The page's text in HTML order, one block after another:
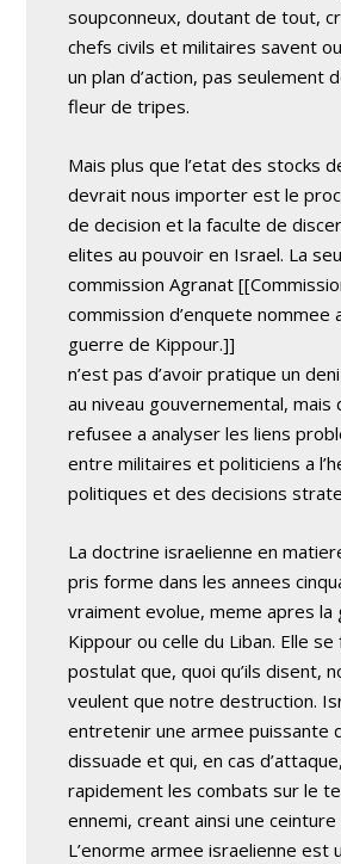
soupconneux, doutant de tout,
chefs civils et militaires savent
un plan d’action, pas seulement
fleur de tripes.
Mais plus que l’etat des stocks
devrait nous importer est le
de decision et la faculte de
elites au pouvoir en Israel. La
commission Agranat
commission d’enquete nommee
guerre de Kippour.]]
n’est pas d’avoir pratique un
au niveau gouvernemental, mais
refusee a analyser les liens
entre militaires et politiciens a
politiques et des decisions
La doctrine israelienne en
pris forme dans les annees
vraiment evolue, meme apres la
Kippour ou celle du Liban. Elle
postulat que, quoi qu’ils disent,
veulent que notre destruction.
entretenir une armee puissante
dissuade et qui, en cas
rapidement les combats sur le
ennemi, creant ainsi une
L’enorme armee israelienne est